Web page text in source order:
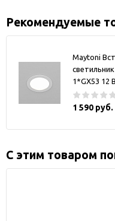
Рекомендуемые
Maytoni
1*GX53 12
1 590 руб.
С этим товаром